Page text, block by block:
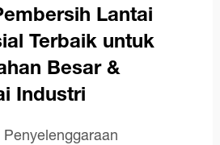
Lantai
Terbaik untuk
Besar &
Industri